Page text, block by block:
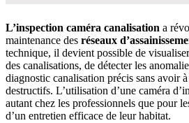
L’inspection caméra canalisation a
maintenance des réseaux
technique, il devient possible de
des canalisations, de détecter les
diagnostic canalisation précis sans avoir
destructifs. L’utilisation d’une caméra
autant chez les professionnels que pour
d’un entretien efficace de leur habitat.